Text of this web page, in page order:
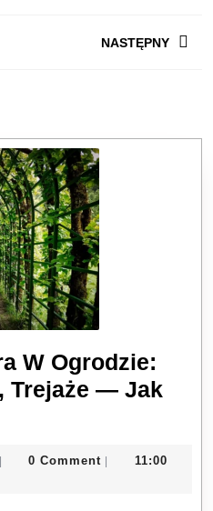
NASTĘPNY
W Ogrodzie:
Trejaże — Jak
0 Comment
11:00